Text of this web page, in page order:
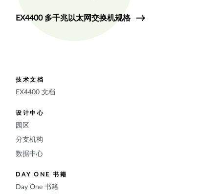
技术文档
EX4400 文档
设计中心
园区
分支机构
数据中心
DAY ONE 书籍
Day One 书籍
EX4400 多千兆以太网交换机规格